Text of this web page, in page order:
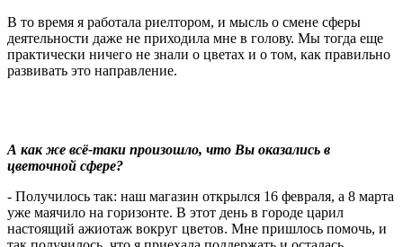
В то время я работала риелтором, и мысль о смене сферы
деятельности даже не приходила мне в голову. Мы тогда еще
практически ничего не знали о цветах и о том, как правильно
развивать это направление.
А как же всё-таки произошло, что Вы оказались в
цветочной сфере?
- Получилось так: наш магазин открылся 16 февраля, а 8 марта
уже маячило на горизонте. В этот день в городе царил
настоящий ажиотаж вокруг цветов. Мне пришлось помочь, и